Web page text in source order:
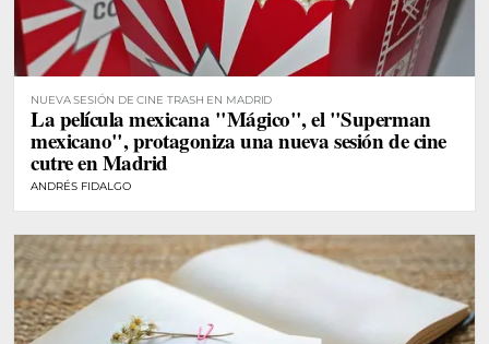
NUEVA SESIÓN DE CINE TRASH EN MADRID
La película mexicana "Mágico", el "Superman
mexicano", protagoniza una nueva sesión de cine
cutre en Madrid
ANDRÉS FIDALGO